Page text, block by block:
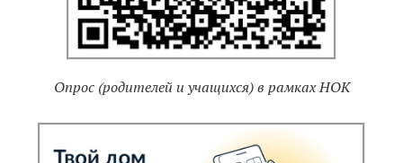
Опрос (родителей и учащихся) в рамках НОК